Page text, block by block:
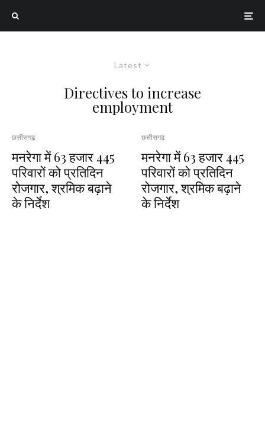
Latest
Directives to increase
employment
छत्तीसगढ़
मनरेगा में 63 हजार 445
परिवारों को प्रतिदिन
रोजगार, श्रमिक बढ़ाने
के निर्देश
छत्तीसगढ़
मनरेगा में 63 हजार 445
परिवारों को प्रतिदिन
रोजगार, श्रमिक बढ़ाने
के निर्देश